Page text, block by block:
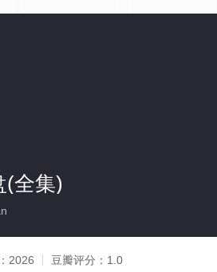
(全集)
2026 豆瓣评分： 1.0